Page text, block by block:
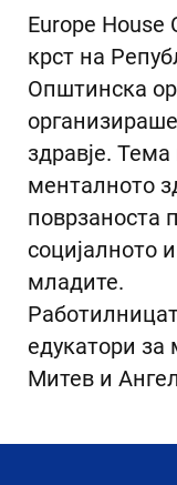
Europe
крст на
Општинска
здравје.
менталното
поврзаноста
социјалното
младите.
едукатори за
Митев и